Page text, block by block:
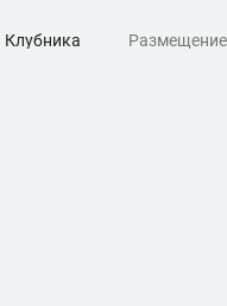
Клубника Размещение